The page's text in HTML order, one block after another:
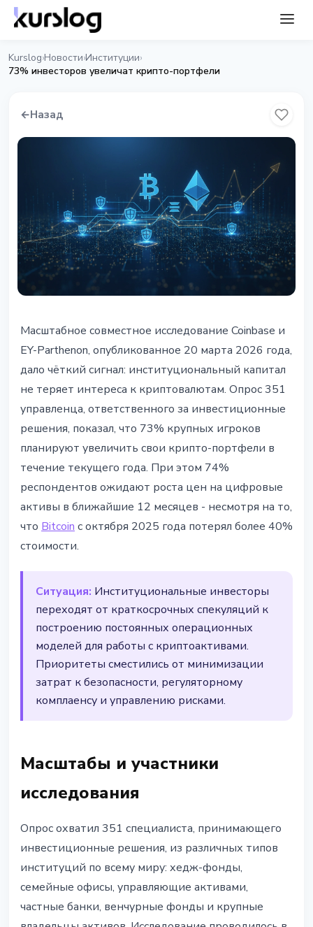
Kurslog›Новости›Институции›
73% инвесторов увеличат крипто-портфели
←Назад
73% институциональных
инвесторов увеличат крипто-
портфели в 2026 - Coinbase
20 марта 2026 г.3 мин чтения
Наталия Дорофеева
Масштабное совместное исследование Coinbase и
EY-Parthenon, опубликованное 20 марта 2026 года,
дало чёткий сигнал: институциональный капитал
не теряет интереса к криптовалютам. Опрос 351
управленца, ответственного за инвестиционные
решения, показал, что 73% крупных игроков
планируют увеличить свои крипто-портфели в
течение текущего года. При этом 74%
респондентов ожидают роста цен на цифровые
активы в ближайшие 12 месяцев - несмотря на то,
что Bitcoinс октября 2025 года потерял более 40%
стоимости.
Ситуация: Институциональные инвесторы
переходят от краткосрочных спекуляций к
построению постоянных операционных
моделей для работы с криптоактивами.
Приоритеты сместились от минимизации
затрат к безопасности, регуляторному
комплаенсу и управлению рисками.
Масштабы и участники
исследования
Опрос охватил 351 специалиста, принимающего
инвестиционные решения, из различных типов
институций по всему миру: хедж-фонды,
семейные офисы, управляющие активами,
частные банки, венчурные фонды и крупные